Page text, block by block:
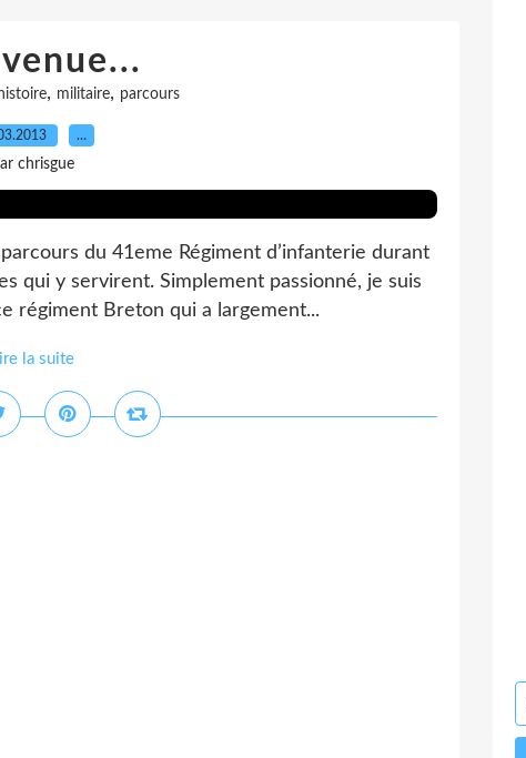
, militaire, parcours
…
chrisgue
du 41eme Régiment d’infanterie durant
qui y servirent. Simplement passionné, je suis
régiment Breton qui a largement...
la suite